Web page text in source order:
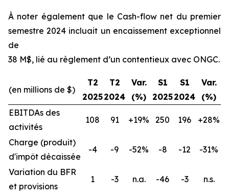
À noter également que le Cash-flow net du premier
semestre 2024 incluait un encaissement exceptionnel
de
38 M$, lié au règlement d’un contentieux avec ONGC.
(en millions de $)
T2
2025
T2
2024
Var.
(%)
S1
2025
S1
2024
Var.
(%)
EBITDAs des
activités
108 91 +19% 250 196 +28%
Charge (produit)
d'impôt décaissée
-4 -9 -52% -8 -12 -31%
Variation du BFR
et provisions
1 -3 n.a. -46 -3 n.s.